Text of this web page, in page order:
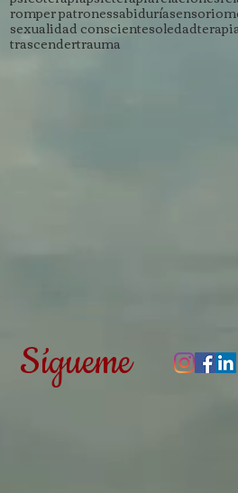
romper patronessabiduría
sexualidad conscientesoledad
trascendertrauma
Sígueme